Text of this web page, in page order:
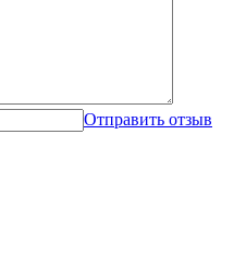
Отправить отзыв